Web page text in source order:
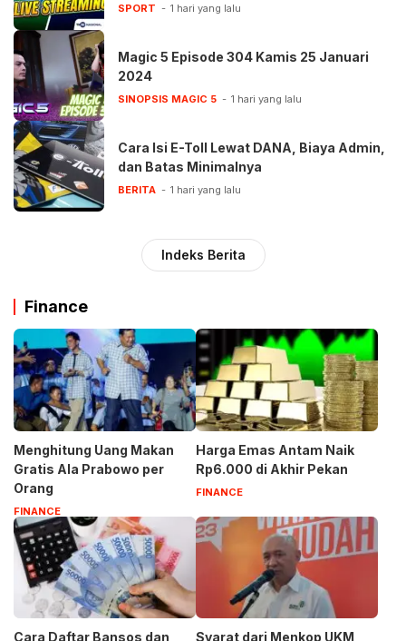
SPORT 1 hari yang lalu
Magic 5 Episode 304 Kamis 25 Januari
2024
SINOPSIS MAGIC 5 1 hari yang lalu
Cara Isi E-Toll Lewat DANA, Biaya Admin,
dan Batas Minimalnya
BERITA 1 hari yang lalu
Indeks Berita
Finance
Menghitung Uang Makan
Gratis Ala Prabowo per
Orang
FINANCE
Harga Emas Antam Naik
Rp6.000 di Akhir Pekan
FINANCE
Cara Daftar Bansos dan Syarat dari Menkop UKM